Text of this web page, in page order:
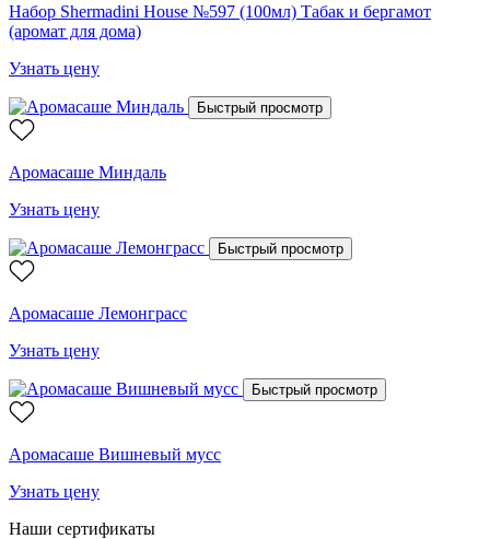
Набор Shermadini House №597 (100мл) Табак и бергамот
(аромат для дома)
Узнать цену
Быстрый просмотр
Аромасаше Миндаль
Узнать цену
Быстрый просмотр
Аромасаше Лемонграсс
Узнать цену
Быстрый просмотр
Аромасаше Вишневый мусс
Узнать цену
Наши сертификаты